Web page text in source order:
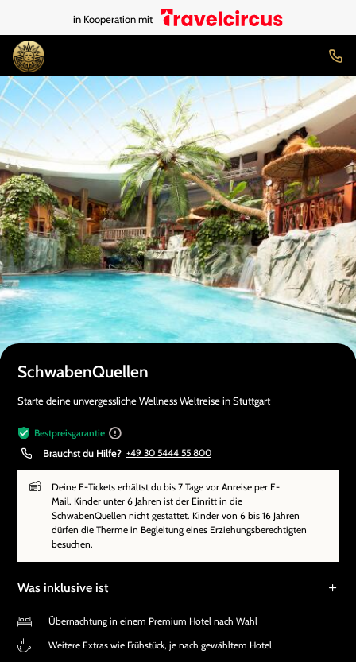
in Kooperation mit
SchwabenQuellen
Starte deine unvergessliche Wellness Weltreise in Stuttgart
Bestpreisgarantie
Brauchst du Hilfe? +49 30 5444 55 800
Deine E-Tickets erhältst du bis 7 Tage vor Anreise per E-
Mail. Kinder unter 6 Jahren ist der Einritt in die
SchwabenQuellen nicht gestattet. Kinder von 6 bis 16 Jahren
dürfen die Therme in Begleitung eines Erziehungsberechtigten
besuchen.
Was inklusive ist
Übernachtung in einem Premium Hotel nach Wahl
Weitere Extras wie Frühstück, je nach gewähltem Hotel